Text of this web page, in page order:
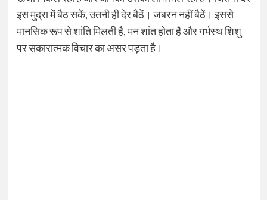
इस मुद्रा में बैठ सकें, उतनी ही देर बैठें। जबरन नहीं बैठें। इससे
मानसिक रूप से शांति मिलती है, मन शांत होता है और गर्भस्थ शिशु
पर सकारात्मक विचार का असर पड़ता है।